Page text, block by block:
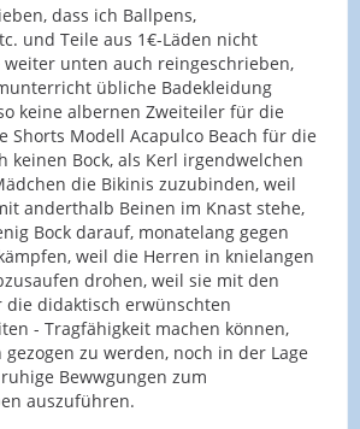
dass ich Ballpens,
und Teile aus 1€-Läden nicht
weiter unten auch reingeschrieben,
übliche Badekleidung
keine albernen Zweiteiler für die
Shorts Modell Acapulco Beach für die
keinen Bock, als Kerl irgendwelchen
die Bikinis zuzubinden, weil
anderthalb Beinen im Knast stehe,
Bock darauf, monatelang gegen
weil die Herren in knielangen
drohen, weil sie mit den
die didaktisch erwünschten
- Tragfähigkeit machen können,
zu werden, noch in der Lage
Bewwgungen zum
auszuführen.